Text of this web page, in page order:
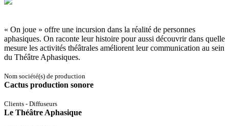
« On joue » offre une incursion dans la réalité de personnes
aphasiques. On raconte leur histoire pour aussi découvrir dans quelle
mesure les activités théâtrales améliorent leur communication au sein
du Théâtre Aphasiques.
Nom société(s) de production
Cactus production sonore
Clients - Diffuseurs
Le Théâtre Aphasique